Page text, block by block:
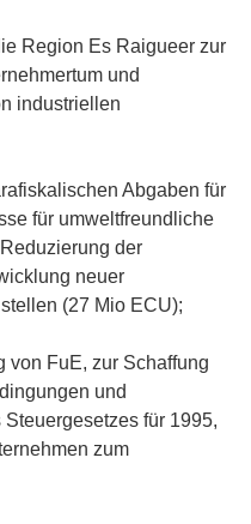
Region Es Raigueer zur
und
industriellen
Abgaben für
für umweltfreundliche
der
neuer
(27 Mio ECU);
von FuE, zur Schaffung
und
für 1995,
zum